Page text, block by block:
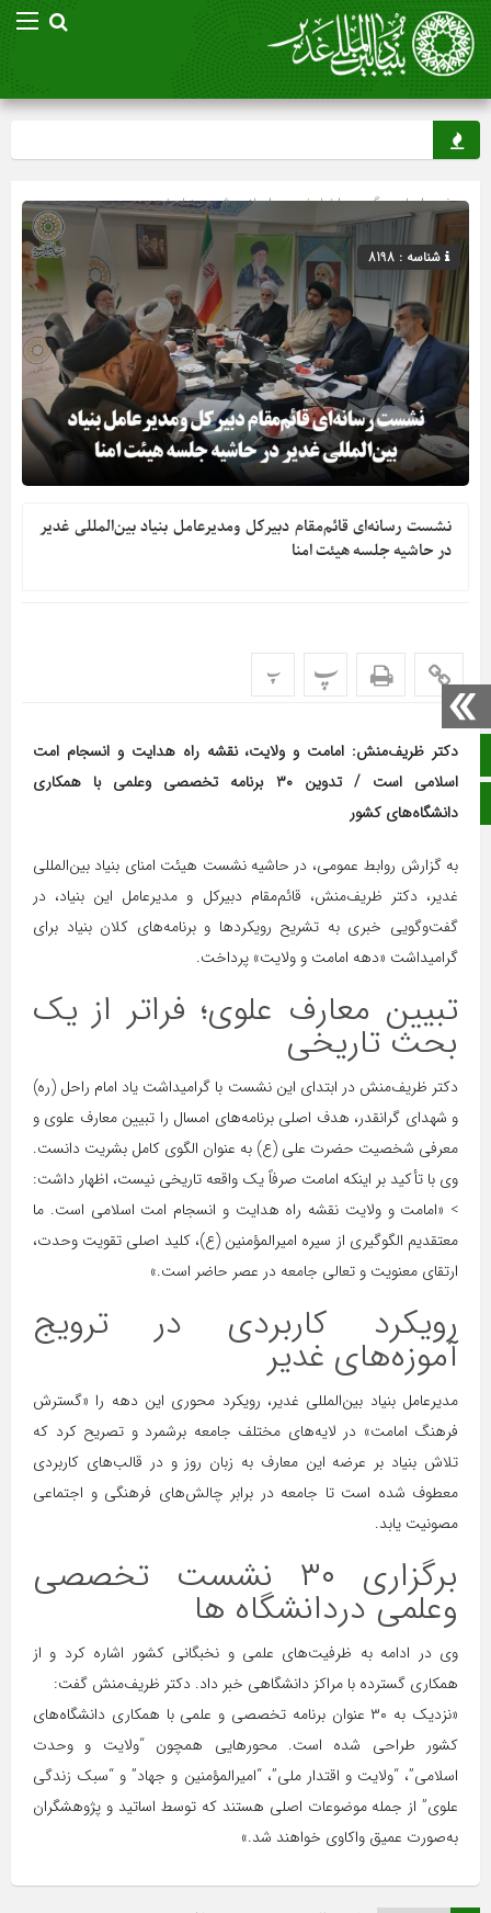
صفحه نخست
صفحه اصلی» گروه »اخبار غدیر»اسلاید شو»بنیاد غدیر
شناسه : 8198
نشست رسانه‌ای قائم‌مقام دبیرکل ومدیرعامل بنیاد بین‌المللی غدیر
در حاشیه جلسه هیئت امنا
پ پ
دکتر ظریف‌منش: امامت و ولایت، نقشه راه هدایت و انسجام امت
اسلامی است / تدوین ۳۰ برنامه تخصصی وعلمی با همکاری
دانشگاه‌های کشور
به گزارش روابط عمومی، در حاشیه نشست هیئت امنای بنیاد بین‌المللی
غدیر، دکتر ظریف‌منش، قائم‌مقام دبیرکل و مدیرعامل این بنیاد، در
گفت‌وگویی خبری به تشریح رویکردها و برنامه‌های کلان بنیاد برای
گرامیداشت «دهه امامت و ولایت» پرداخت.
تبیین معارف علوی؛ فراتر از یک
بحث تاریخی
دکتر ظریف‌منش در ابتدای این نشست با گرامیداشت یاد امام راحل (ره)
و شهدای گرانقدر، هدف اصلی برنامه‌های امسال را تبیین معارف علوی و
معرفی شخصیت حضرت علی (ع) به عنوان الگوی کامل بشریت دانست.
وی با تأکید بر اینکه امامت صرفاً یک واقعه تاریخی نیست، اظهار داشت:
> «امامت و ولایت نقشه راه هدایت و انسجام امت اسلامی است. ما
معتقدیم الگوگیری از سیره امیرالمؤمنین (ع)، کلید اصلی تقویت وحدت،
ارتقای معنویت و تعالی جامعه در عصر حاضر است.»
رویکرد کاربردی در ترویج
آموزه‌های غدیر
مدیرعامل بنیاد بین‌المللی غدیر، رویکرد محوری این دهه را «گسترش
فرهنگ امامت» در لایه‌های مختلف جامعه برشمرد و تصریح کرد که
تلاش بنیاد بر عرضه این معارف به زبان روز و در قالب‌های کاربردی
معطوف شده است تا جامعه در برابر چالش‌های فرهنگی و اجتماعی
مصونیت یابد.
برگزاری ۳۰ نشست تخصصی
وعلمی دردانشگاه ها
وی در ادامه به ظرفیت‌های علمی و نخبگانی کشور اشاره کرد و از
همکاری گسترده با مراکز دانشگاهی خبر داد. دکتر ظریف‌منش گفت:
«نزدیک به ۳۰ عنوان برنامه تخصصی و علمی با همکاری دانشگاه‌های
کشور طراحی شده است. محورهایی همچون “ولایت و وحدت
اسلامی”، “ولایت و اقتدار ملی”، “امیرالمؤمنین و جهاد” و “سبک زندگی
علوی” از جمله موضوعات اصلی هستند که توسط اساتید و پژوهشگران
به‌صورت عمیق واکاوی خواهند شد.»